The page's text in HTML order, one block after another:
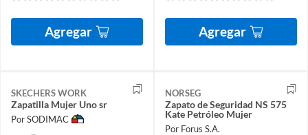
Agregar Agregar
SKECHERS WORK
Zapatilla Mujer Uno sr
Por SODIMAC
NORSEG
Zapato de Seguridad NS 575
Kate Petróleo Mujer
Por Forus S.A.